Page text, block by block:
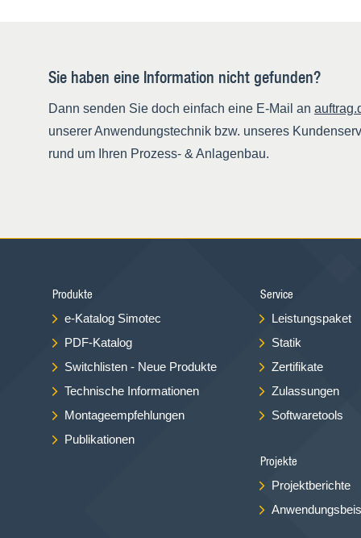
Sie haben eine Information nicht gefunden?
Dann senden Sie doch einfach eine E-Mail an
unserer Anwendungstechnik bzw. unseres
rund um Ihren Prozess- & Anlagenbau.
Produkte
e-Katalog Simotec
PDF-Katalog
Switchlisten - Neue Produkte
Technische Informationen
Montageempfehlungen
Publikationen
Service
Leistungspaket
Statik
Zertifikate
Zulassungen
Softwaretools
Projekte
Projektberichte